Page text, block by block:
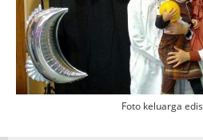
Foto keluarga